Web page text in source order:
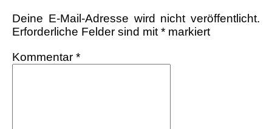
Deine E-Mail-Adresse wird nicht veröffentlicht.
Erforderliche Felder sind mit * markiert
Kommentar *